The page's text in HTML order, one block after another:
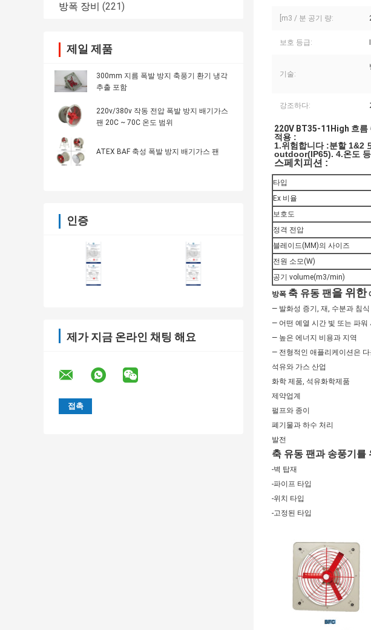
방폭 장비 (221)
제일 제품
300mm 지름 폭발 방지 축풍기 환기 냉각
추출 포함
220v/380v 작동 전압 폭발 방지 배기가스
팬 20C ~ 70C 온도 범위
ATEX BAF 축성 폭발 방지 배기가스 팬
인증
제가 지금 온라인 채팅 해요
[m3 / 분 공기 량:
보호 등급:
기술:
강조하다:
220V BT35-11High 흐름
적용 :
1.위험합니다 :분할 1&2
outdoor(IP65). 4.온도
스페치피션 :
타입
Ex 비율
보호도
정격 전압
블레이드(MM)의 사이즈
전원 소모(W)
공기 volume(m3/min)
방폭 축 유동 팬을 위한
― 발화성 증기, 재, 수분과 침
― 어떤 예열 시간 빛 또는 파워
― 높은 에너지 비용과 지역
― 전형적인 애플리케이션은
석유와 가스 산업
화학 제품, 석유화학제품
제약업계
펄프와 종이
폐기물과 하수 처리
발전
축 유동 팬과 송풍기 를
-벽 탑재
-파이프 타입
-위치 타입
-고정된 타입